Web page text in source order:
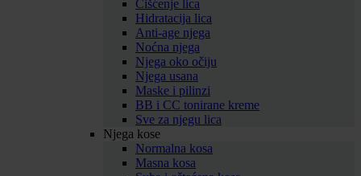
Čišćenje lica
Hidratacija lica
Anti-age njega
Noćna njega
Njega oko očiju
Njega usana
Maske i pilinzi
BB i CC tonirane kreme
Sve za njegu lica
Njega kose
Normalna kosa
Masna kosa